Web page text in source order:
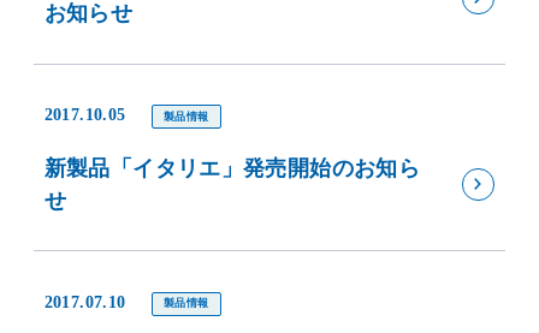
お知らせ
2017.10.05 製品情報
新製品「イタリエ」発売開始のお知ら
せ
2017.07.10 製品情報